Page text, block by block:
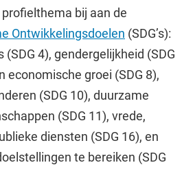
bij aan de
Ontwikkelingsdoelen (SDG’s):
4), gendergelijkheid (SDG
economische groei (SDG 8),
(SDG 10), duurzame
(SDG 11), vrede,
diensten (SDG 16), en
te bereiken (SDG